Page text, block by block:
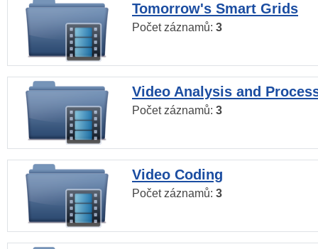
Tomorrow's Smart Grids
Počet záznamů: 3
Video Analysis and
Počet záznamů: 3
Video Coding
Počet záznamů: 3